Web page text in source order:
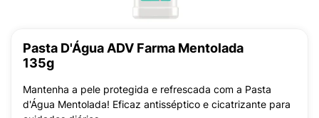
Pasta D'Água ADV Farma Mentolada
135g
Mantenha a pele protegida e refrescada com a Pasta
d'Água Mentolada! Eficaz antisséptico e cicatrizante para